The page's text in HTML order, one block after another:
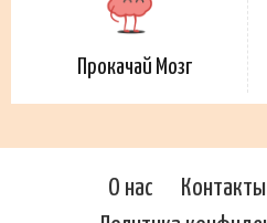
Прокачай Мозг
О нас Контакты